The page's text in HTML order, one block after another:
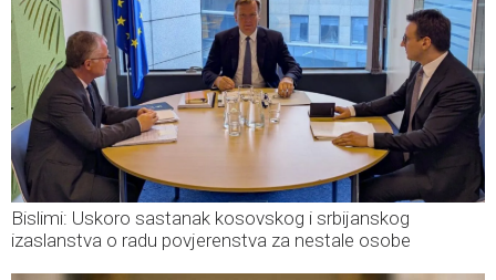
Bislimi: Uskoro sastanak kosovskog i srbijanskog
izaslanstva o radu povjerenstva za nestale osobe